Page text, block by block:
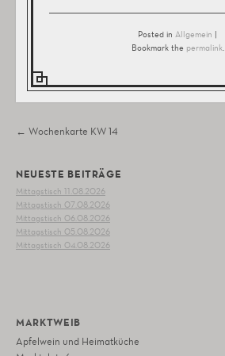
Posted in Allgemein |
Bookmark the permalink.
Post navigation
← Wochenkarte KW 14
NEUESTE BEITRÄGE
Mittagstisch 11.08.2026
Mittagstisch 07.08.2026
Mittagstisch 06.08.2026
Mittagstisch 05.08.2026
Mittagstisch 04.08.2026
MARKTWEIB
Apfelwein und Heimatküche